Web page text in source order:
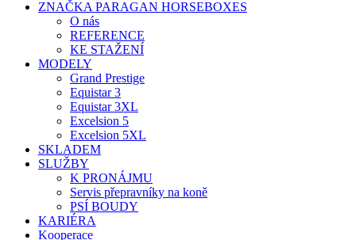
ZNAČKA PARAGAN HORSEBOXES
O nás
REFERENCE
KE STAŽENÍ
MODELY
Grand Prestige
Equistar 3
Equistar 3XL
Excelsion 5
Excelsion 5XL
SKLADEM
SLUŽBY
K PRONÁJMU
Servis přepravníky na koně
PSÍ BOUDY
KARIÉRA
Kooperace